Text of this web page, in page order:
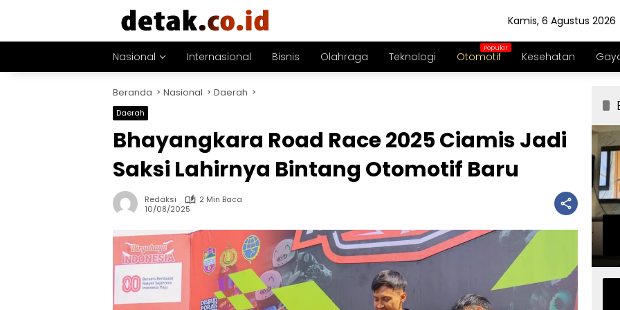
Kamis, 6 Agustus 2026
Nasional Internasional Bisnis Olahraga Teknologi Otomotif Kesehatan
Beranda Nasional Daerah
Daerah
Bhayangkara Road Race 2025 Ciamis Jadi
Saksi Lahirnya Bintang Otomotif Baru
Redaksi
2 Min Baca
10/08/2025